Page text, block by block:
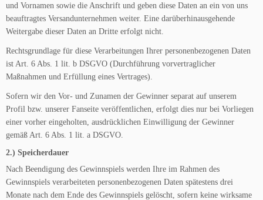
und Vornamen sowie die Anschrift und geben diese Daten an ein von uns
beauftragtes Versandunternehmen weiter. Eine darüberhinausgehende
Weitergabe dieser Daten an Dritte erfolgt nicht.
Rechtsgrundlage für diese Verarbeitungen Ihrer personenbezogenen Daten
ist Art. 6 Abs. 1 lit. b DSGVO (Durchführung vorvertraglicher
Maßnahmen und Erfüllung eines Vertrages).
Sofern wir den Vor- und Zunamen der Gewinner separat auf unserem
Profil bzw. unserer Fanseite veröffentlichen, erfolgt dies nur bei Vorliegen
einer vorher eingeholten, ausdrücklichen Einwilligung der Gewinner
gemäß Art. 6 Abs. 1 lit. a DSGVO.
2.) Speicherdauer
Nach Beendigung des Gewinnspiels werden Ihre im Rahmen des
Gewinnspiels verarbeiteten personenbezogenen Daten spätestens drei
Monate nach dem Ende des Gewinnspiels gelöscht, sofern keine wirksame